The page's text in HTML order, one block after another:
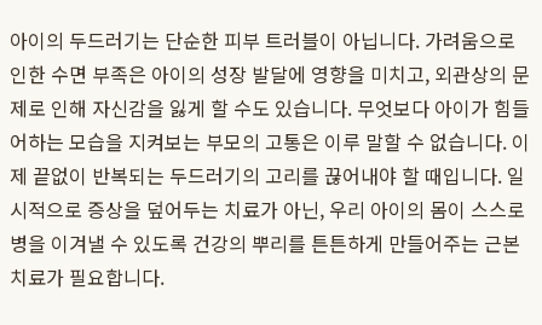
아이의 두드러기는 단순한 피부 트러블이 아닙니다. 가려움으로
인한 수면 부족은 아이의 성장 발달에 영향을 미치고, 외관상의 문
제로 인해 자신감을 잃게 할 수도 있습니다. 무엇보다 아이가 힘들
어하는 모습을 지켜보는 부모의 고통은 이루 말할 수 없습니다. 이
제 끝없이 반복되는 두드러기의 고리를 끊어내야 할 때입니다. 일
시적으로 증상을 덮어두는 치료가 아닌, 우리 아이의 몸이 스스로
병을 이겨낼 수 있도록 건강의 뿌리를 튼튼하게 만들어주는 근본
치료가 필요합니다.